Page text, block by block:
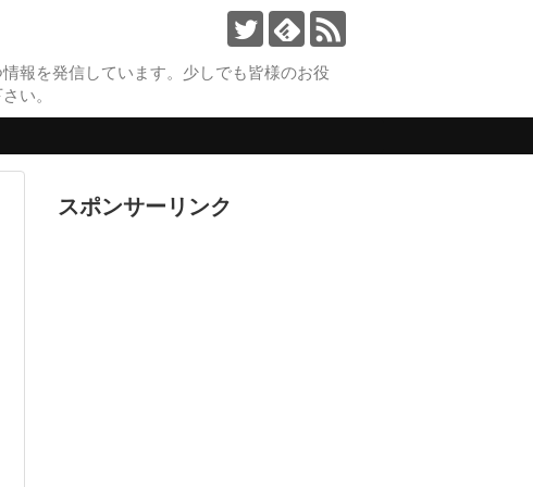
報を発信しています。少しでも皆様のお役
い。
スポンサーリンク